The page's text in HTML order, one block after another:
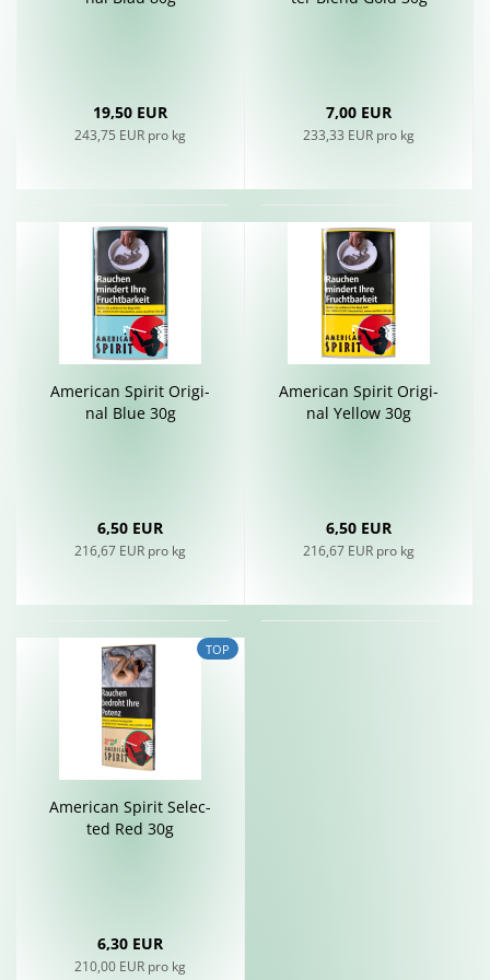
19,50 EUR
243,75 EUR pro kg
7,00 EUR
233,33 EUR pro kg
Ame­ri­can Spi­rit Ori­gi­
nal Blue 30g
6,50 EUR
216,67 EUR pro kg
Ame­ri­can Spi­rit Ori­gi­
nal Yellow 30g
6,50 EUR
216,67 EUR pro kg
TOP
Ame­ri­can Spi­rit Selec­
ted Red 30g
6,30 EUR
210,00 EUR pro kg